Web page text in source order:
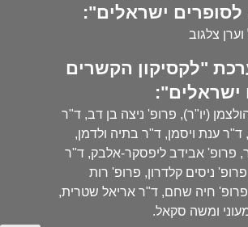
ישראלים":
צלגוב
"לקסיקון הקשרים
ישראלים":
(יו"ר), פרופ' ניצה בן דב, ד"ר
ד"ר ענת ויסמן, ד"ר בתיה ולדמן,
פרופ' אבידב ליפסקר-אלבק, ד"ר
פרופ' ניסים קלדרון, פרופ' רות
פרופ' חיה שחם, ד"ר אריאל שטרית,
ומשה סקאל.